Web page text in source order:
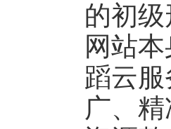
的初
网站
蹈云
广、